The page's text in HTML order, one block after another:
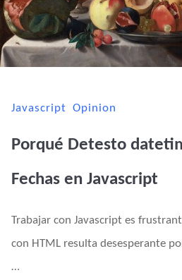
Javascript Opinion
Porqué Detesto
Fechas en Javascript
Trabajar con Javascript es
con HTML resulta desesperante
…